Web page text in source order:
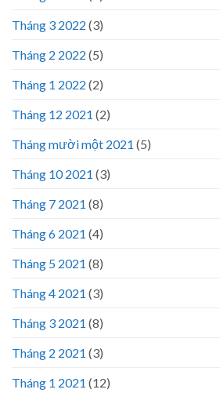
Tháng 3 2022 (3)
Tháng 2 2022 (5)
Tháng 1 2022 (2)
Tháng 12 2021 (2)
Tháng mười một 2021 (5)
Tháng 10 2021 (3)
Tháng 7 2021 (8)
Tháng 6 2021 (4)
Tháng 5 2021 (8)
Tháng 4 2021 (3)
Tháng 3 2021 (8)
Tháng 2 2021 (3)
Tháng 1 2021 (12)